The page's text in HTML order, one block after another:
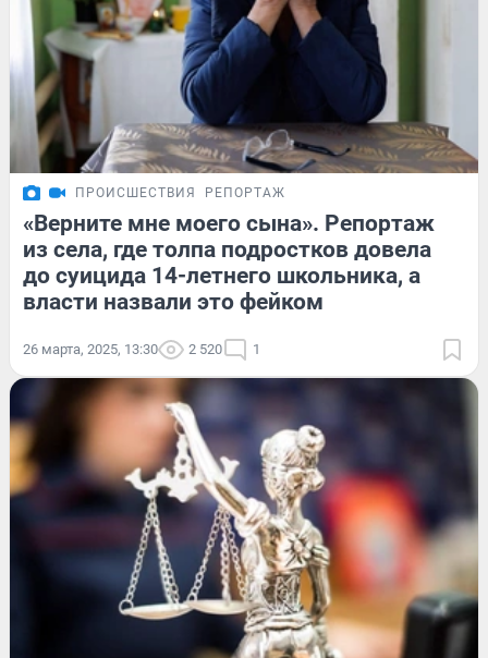
ПРОИСШЕСТВИЯ РЕПОРТАЖ
«Верните мне моего сына». Репортаж
из села, где толпа подростков довела
до суицида 14-летнего школьника, а
власти назвали это фейком
26 марта, 2025, 13:30 2 520 1